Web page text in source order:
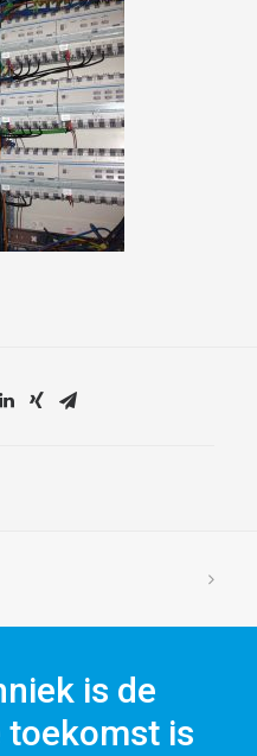
is de
toekomst is